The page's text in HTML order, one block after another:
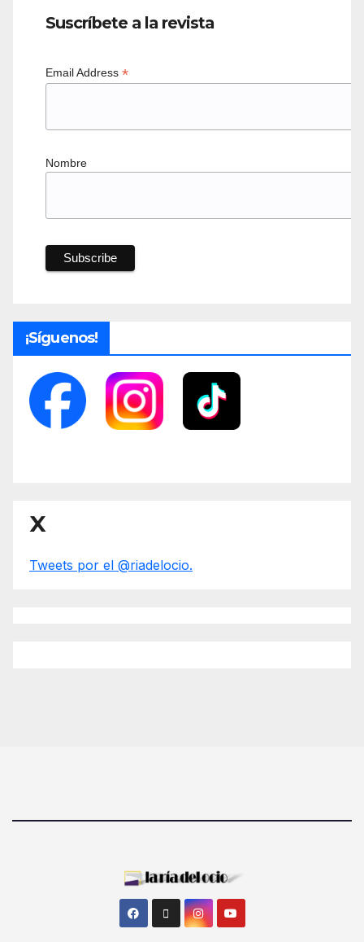
Suscríbete a la revista
Email Address *
Nombre
¡Síguenos!
X
Tweets por el @riadelocio.